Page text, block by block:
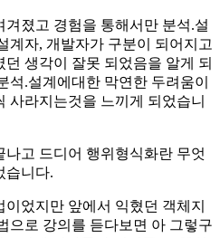
졌고 경험을 통해서만 분석.설
계자, 개발자가 구분이 되어지고
생각이 잘못 되었음을 알게 되
석.설계에대한 막연한 두려움이
사라지는것을 느끼게 되었습니
고 드디어 행위형식화란 무엇
습니다.
었지만 앞에서 익혔던 객체지
으로 강의를 듣다보면 아 그렇구